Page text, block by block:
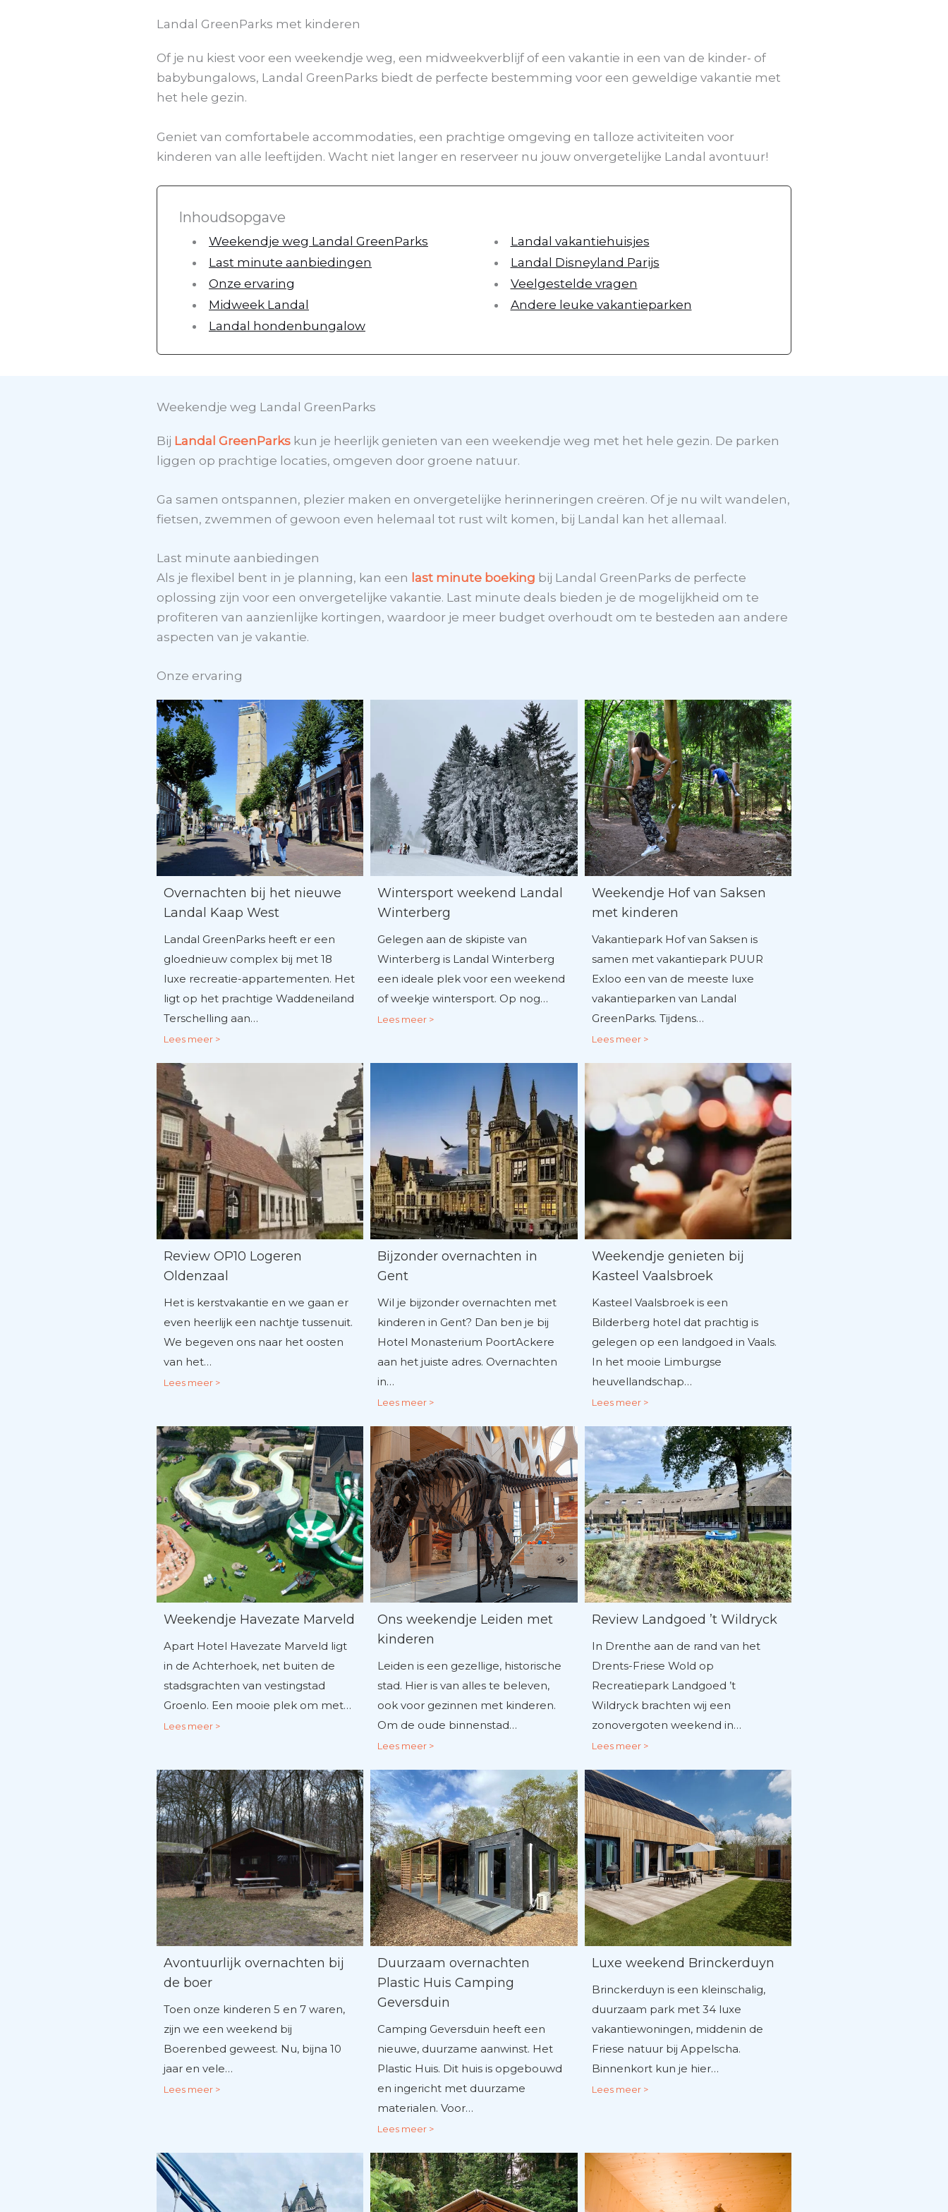
Landal GreenParks met kinderen
Of je nu kiest voor een weekendje weg, een midweekverblijf of een vakantie in een van de kinder- of
babybungalows, Landal GreenParks biedt de perfecte bestemming voor een geweldige vakantie met
het hele gezin.
Geniet van comfortabele accommodaties, een prachtige omgeving en talloze activiteiten voor
kinderen van alle leeftijden. Wacht niet langer en reserveer nu jouw onvergetelijke Landal avontuur!
Inhoudsopgave
Weekendje weg Landal GreenParks
Last minute aanbiedingen
Onze ervaring
Midweek Landal
Landal hondenbungalow
Landal vakantiehuisjes
Landal Disneyland Parijs
Veelgestelde vragen
Andere leuke vakantieparken
Weekendje weg Landal GreenParks
Bij Landal GreenParks kun je heerlijk genieten van een weekendje weg met het hele gezin. De parken
liggen op prachtige locaties, omgeven door groene natuur.
Ga samen ontspannen, plezier maken en onvergetelijke herinneringen creëren. Of je nu wilt wandelen,
fietsen, zwemmen of gewoon even helemaal tot rust wilt komen, bij Landal kan het allemaal.
Last minute aanbiedingen
Als je flexibel bent in je planning, kan een last minute boeking bij Landal GreenParks de perfecte
oplossing zijn voor een onvergetelijke vakantie. Last minute deals bieden je de mogelijkheid om te
profiteren van aanzienlijke kortingen, waardoor je meer budget overhoudt om te besteden aan andere
aspecten van je vakantie.
Onze ervaring
Overnachten bij het nieuwe
Landal Kaap West
Landal GreenParks heeft er een
gloednieuw complex bij met 18
luxe recreatie-appartementen. Het
ligt op het prachtige Waddeneiland
Terschelling aan…
Lees meer >
Wintersport weekend Landal
Winterberg
Gelegen aan de skipiste van
Winterberg is Landal Winterberg
een ideale plek voor een weekend
of weekje wintersport. Op nog…
Lees meer >
Weekendje Hof van Saksen
met kinderen
Vakantiepark Hof van Saksen is
samen met vakantiepark PUUR
Exloo een van de meeste luxe
vakantieparken van Landal
GreenParks. Tijdens…
Lees meer >
Review OP10 Logeren
Oldenzaal
Het is kerstvakantie en we gaan er
even heerlijk een nachtje tussenuit.
We begeven ons naar het oosten
van het…
Lees meer >
Bijzonder overnachten in
Gent
Wil je bijzonder overnachten met
kinderen in Gent? Dan ben je bij
Hotel Monasterium PoortAckere
aan het juiste adres. Overnachten
in…
Lees meer >
Weekendje genieten bij
Kasteel Vaalsbroek
Kasteel Vaalsbroek is een
Bilderberg hotel dat prachtig is
gelegen op een landgoed in Vaals.
In het mooie Limburgse
heuvellandschap…
Lees meer >
Weekendje Havezate Marveld
Apart Hotel Havezate Marveld ligt
in de Achterhoek, net buiten de
stadsgrachten van vestingstad
Groenlo. Een mooie plek om met…
Lees meer >
Ons weekendje Leiden met
kinderen
Leiden is een gezellige, historische
stad. Hier is van alles te beleven,
ook voor gezinnen met kinderen.
Om de oude binnenstad…
Lees meer >
Review Landgoed ’t Wildryck
In Drenthe aan de rand van het
Drents-Friese Wold op
Recreatiepark Landgoed ’t
Wildryck brachten wij een
zonovergoten weekend in…
Lees meer >
Avontuurlijk overnachten bij
de boer
Toen onze kinderen 5 en 7 waren,
zijn we een weekend bij
Boerenbed geweest. Nu, bijna 10
jaar en vele…
Lees meer >
Duurzaam overnachten
Plastic Huis Camping
Geversduin
Camping Geversduin heeft een
nieuwe, duurzame aanwinst. Het
Plastic Huis. Dit huis is opgebouwd
en ingericht met duurzame
materialen. Voor…
Lees meer >
Luxe weekend Brinckerduyn
Brinckerduyn is een kleinschalig,
duurzaam park met 34 luxe
vakantiewoningen, middenin de
Friese natuur bij Appelscha.
Binnenkort kun je hier…
Lees meer >